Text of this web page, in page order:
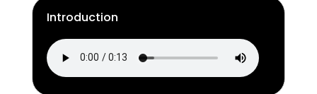
Introduction